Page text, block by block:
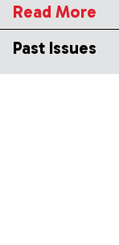
Read More
Past Issues